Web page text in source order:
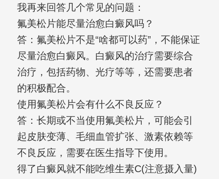
我再来回答几个常见的问题：
氟美松片能尽量治愈白癜风吗？
答：氟美松片不是“啥都可以药”，不能保证
尽量治愈白癜风。白癜风的治疗需要综合
治疗，包括药物、光疗等等，还需要患者
的积极配合。
使用氟美松片会有什么不良反应？
答：长期或不当使用氟美松片，可能会引
起皮肤变薄、毛细血管扩张、激素依赖等
不良反应，需要在医生指导下使用。
得了白癜风就不能吃维生素C(注意摄入量)